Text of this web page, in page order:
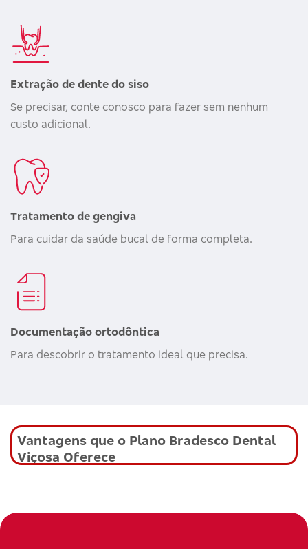
Extração de dente do siso
Se precisar, conte conosco para fazer sem nenhum
custo adicional.
Tratamento de gengiva
Para cuidar da saúde bucal de forma completa.
Documentação ortodôntica
Para descobrir o tratamento ideal que precisa.
Vantagens que o Plano Bradesco Dental
Viçosa Oferece